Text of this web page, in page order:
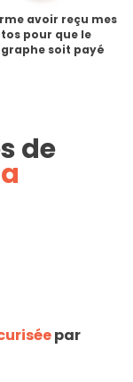
avoir reçu mes
pour que le
soit payé
de
par